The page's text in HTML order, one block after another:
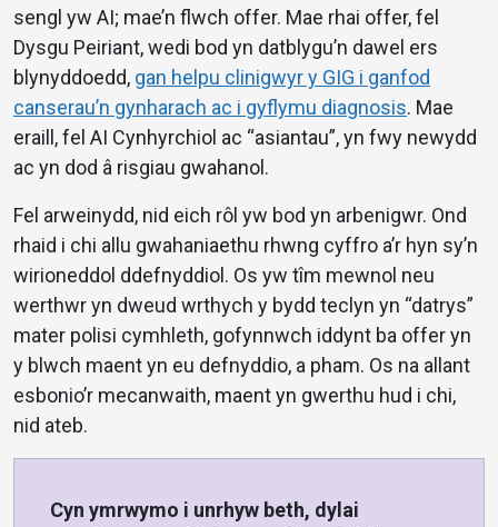
sengl yw AI; mae’n flwch offer. Mae rhai offer, fel
Dysgu Peiriant, wedi bod yn datblygu’n dawel ers
blynyddoedd, gan helpu clinigwyr y GIG i ganfod
canserau’n gynharach ac i gyflymu diagnosis. Mae
eraill, fel AI Cynhyrchiol ac “asiantau”, yn fwy newydd
ac yn dod â risgiau gwahanol.
Fel arweinydd, nid eich rôl yw bod yn arbenigwr. Ond
rhaid i chi allu gwahaniaethu rhwng cyffro a’r hyn sy’n
wirioneddol ddefnyddiol. Os yw tîm mewnol neu
werthwr yn dweud wrthych y bydd teclyn yn “datrys”
mater polisi cymhleth, gofynnwch iddynt ba offer yn
y blwch maent yn eu defnyddio, a pham. Os na allant
esbonio’r mecanwaith, maent yn gwerthu hud i chi,
nid ateb.
Cyn ymrwymo i unrhyw beth, dylai